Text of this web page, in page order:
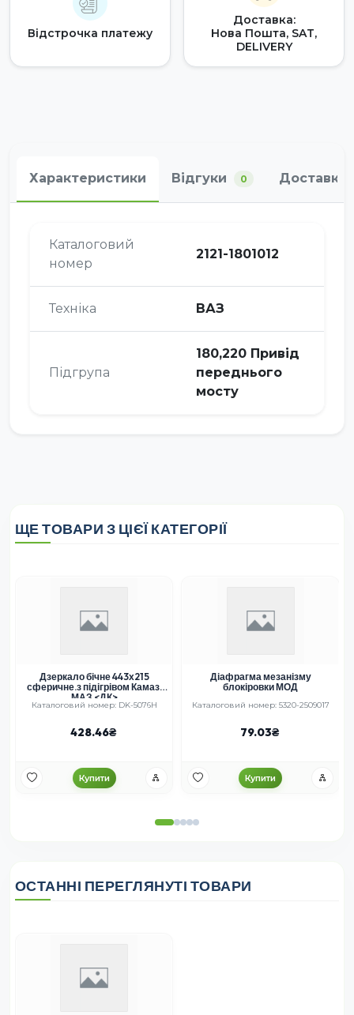
Відстрочка платежу
Доставка:
Нова Пошта, SAT,
DELIVERY
Характеристики Відгуки 0 Доставка
Каталоговий
номер
2121-1801012
Техніка ВАЗ
Підгрупа
180,220 Привід
переднього
мосту
ЩЕ ТОВАРИ З ЦІЄЇ КАТЕГОРІЇ
Дзеркало бічне 443х215
сферичне.з підігрівом Камаз,
МАЗ <ДК>
Каталоговий номер: DK-5076H
428.46
Купити
Діафрагма мезанізму
блокіровки МОД
Каталоговий номер: 5320-2509017
79.03
Купити
ОСТАННІ ПЕРЕГЛЯНУТІ ТОВАРИ